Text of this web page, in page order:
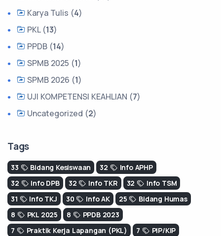
Karya Tulis (4)
PKL (13)
PPDB (14)
SPMB 2025 (1)
SPMB 2026 (1)
UJI KOMPETENSI KEAHLIAN (7)
Uncategorized (2)
Tags
33 Bidang Kesiswaan 32
Info APHP
32
Info DPB 32 Info TKR 32
Info TSM
31
Info TKJ 30 Info AK 25
Bidang Humas
8
PKL 2025 8
PPDB 2023
7
Praktik Kerja Lapangan (PKL) 7
PIP/KIP